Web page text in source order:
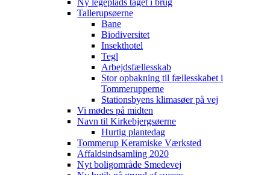
Ny legeplads taget i brug
Tallerupsøerne
Bane
Biodiversitet
Insekthotel
Tegl
Arbejdsfællesskab
Stor opbakning til fællesskabet i
Tommerupperne
Stationsbyens klimasøer på vej
Vi mødes på midten
Navn til Kirkebjergsøerne
Hurtig plantedag
Tommerup Keramiske Værksted
Affaldsindsamling 2020
Nyt boligområde Smedevej